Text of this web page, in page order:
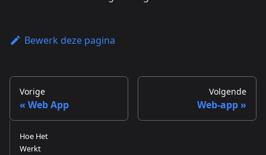
Bewerk deze pagina
Vorige
Web App
Volgende
Web-app
Hoe Het
Werkt